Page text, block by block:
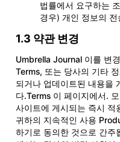
법률에서 요구하는
경우) 개인 정보의
1.3 약관 변경
Umbrella Journal 이를 변
Terms, 또는 당사의 기타
되거나 업데이트된 내용을
다.Terms 이 페이지에서.
사이트에 게시되는 즉시 적
귀하의 지속적인 사용
하기로 동의한 것으로 간주